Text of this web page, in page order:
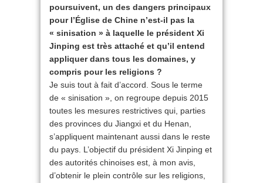
poursuivent, un des dangers principaux
pour l’Église de Chine n’est-il pas la
« sinisation » à laquelle le président Xi
Jinping est très attaché et qu’il entend
appliquer dans tous les domaines, y
compris pour les religions ?
Je suis tout à fait d’accord. Sous le terme
de « sinisation », on regroupe depuis 2015
toutes les mesures restrictives qui, parties
des provinces du Jiangxi et du Henan,
s’appliquent maintenant aussi dans le reste
du pays. L’objectif du président Xi Jinping et
des autorités chinoises est, à mon avis,
d’obtenir le plein contrôle sur les religions,